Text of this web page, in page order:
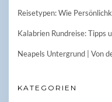
Reisetypen: Wie
Kalabrien Rundreise: Tipps
Neapels Untergrund | Von
KATEGORIEN